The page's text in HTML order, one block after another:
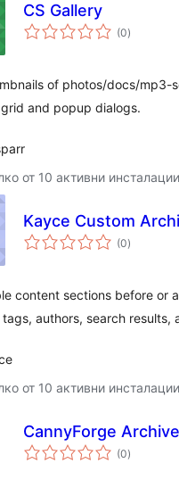
CS Gallery
(0общо
оценки
)
of photos/docs/mp3-
and popup dialogs.
от 10 активни инсталации
Kayce Custom
(0общо
оценки
)
content sections before
authors, search results,
от 10 активни инсталации
CannyForge
(0общо
оценки
)